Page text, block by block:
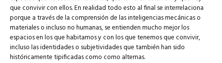
que convivir con ellos. En realidad todo esto al final se interrelaciona
porque a través de la comprensión de las inteligencias mecánicas o
materiales o incluso no humanas, se entienden mucho mejor los
espacios enlos que habitamos y con los que tenemos que convivir,
incluso las identidades o subjetividades que también han sido
históricamente tipificadas como como alternas.